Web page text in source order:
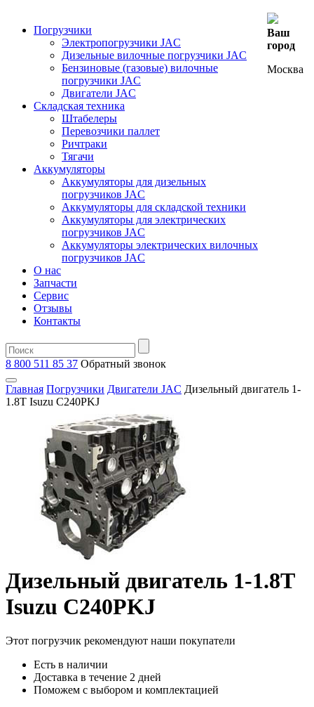
Погрузчики
Электропогрузчики JAC
Дизельные вилочные погрузчики JAC
Бензиновые (газовые) вилочные
погрузчики JAC
Двигатели JAC
Складская техника
Штабелеры
Перевозчики паллет
Ричтраки
Тягачи
Аккумуляторы
Аккумуляторы для дизельных
погрузчиков JAC
Аккумуляторы для складской техники
Аккумуляторы для электрических
погрузчиков JAC
Аккумуляторы электрических вилочных
погрузчиков JAC
О нас
Запчасти
Сервис
Отзывы
Контакты
Ваш
город
Москва
8 800 511 85 37 Oбратный звонок
Главная Погрузчики Двигатели JAC Дизельный двигатель 1-
1.8T Isuzu C240PKJ
Дизельный двигатель 1-1.8T
Isuzu C240PKJ
Этот погрузчик рекомендуют наши покупатели
Есть в наличии
Доставка в течение 2 дней
Поможем с выбором и комплектацией